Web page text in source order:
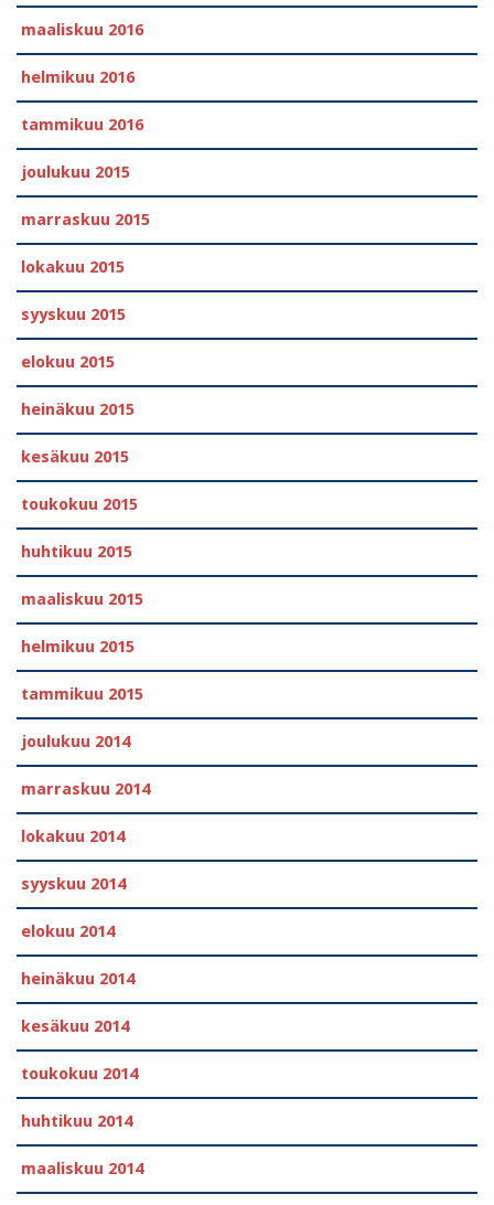
maaliskuu 2016
helmikuu 2016
tammikuu 2016
joulukuu 2015
marraskuu 2015
lokakuu 2015
syyskuu 2015
elokuu 2015
heinäkuu 2015
kesäkuu 2015
toukokuu 2015
huhtikuu 2015
maaliskuu 2015
helmikuu 2015
tammikuu 2015
joulukuu 2014
marraskuu 2014
lokakuu 2014
syyskuu 2014
elokuu 2014
heinäkuu 2014
kesäkuu 2014
toukokuu 2014
huhtikuu 2014
maaliskuu 2014